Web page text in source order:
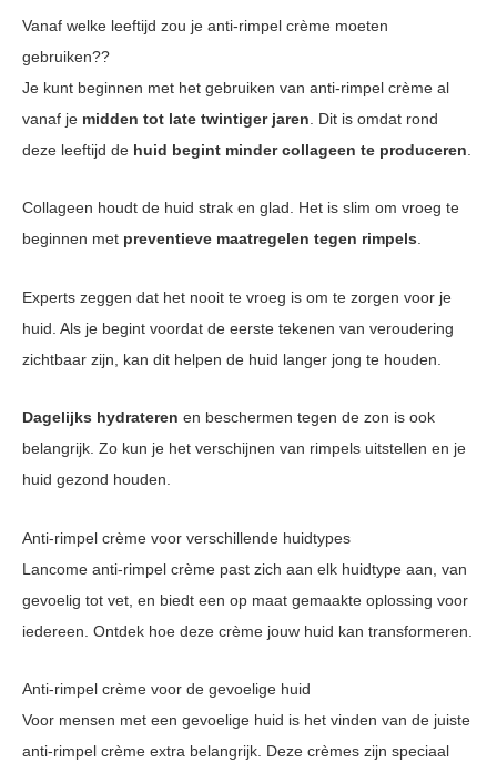
Vanaf welke leeftijd zou je anti-rimpel crème moeten
gebruiken??
Je kunt beginnen met het gebruiken van anti-rimpel crème al
vanaf je midden tot late twintiger jaren . Dit is omdat rond
deze leeftijd de huid begint minder collageen te produceren
Collageen houdt de huid strak en glad. Het is slim om vroeg te
beginnen met preventieve maatregelen tegen rimpels.
Experts zeggen dat het nooit te vroeg is om te zorgen voor je
huid. Als je begint voordat de eerste tekenen van veroudering
zichtbaar zijn, kan dit helpen de huid langer jong te houden.
Dagelijks hydrateren en beschermen tegen de zon is ook
belangrijk. Zo kun je het verschijnen van rimpels uitstellen en je
huid gezond houden.
Anti-rimpel crème voor verschillende huidtypes
Lancome anti-rimpel crème past zich aan elk huidtype aan, van
gevoelig tot vet, en biedt een op maat gemaakte oplossing voor
iedereen. Ontdek hoe deze crème jouw huid kan transformeren.
Anti-rimpel crème voor de gevoelige huid
Voor mensen met een gevoelige huid is het vinden van de juiste
anti-rimpel crème extra belangrijk. Deze crèmes zijn speciaal